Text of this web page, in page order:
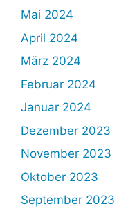
Mai 2024
April 2024
März 2024
Februar 2024
Januar 2024
Dezember 2023
November 2023
Oktober 2023
September 2023